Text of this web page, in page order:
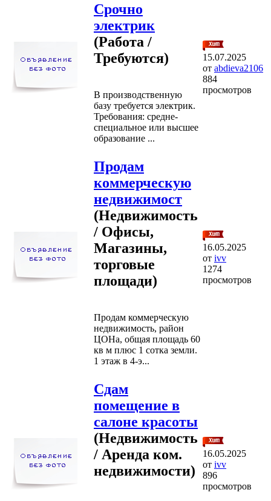
Срочно
электрик
(Работа /
Требуются)
В производственную
базу требуется электрик.
Требования: средне-
специальное или высшее
образование ...
15.07.2025
от abdieva2106
884
просмотров
Продам
коммерческую
недвижимост
(Недвижимость
/ Офисы,
Магазины,
торговые
площади)
Продам коммерческую
недвижимость, район
ЦОНа, общая площадь 60
кв м плюс 1 сотка земли.
1 этаж в 4-э...
16.05.2025
от ivv
1274
просмотров
Сдам
помещение в
салоне красоты
(Недвижимость
/ Аренда ком.
недвижимости)
16.05.2025
от ivv
896
просмотров